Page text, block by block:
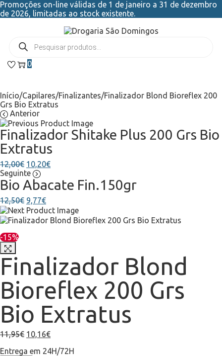
Promoções on-line válidas de 1 de janeiro a 31 de dezembro
de 2026, limitadas ao stock existente.
0
Início/Capilares/Finalizantes/Finalizador Blond Bioreflex 200
Grs Bio Extratus
Anterior
Finalizador Shitake Plus 200 Grs Bio
Extratus
12,00€ 10,20€
Seguinte
Bio Abacate Fin.150gr
12,50€ 9,77€
-15%
Finalizador Blond
Bioreflex 200 Grs
Bio Extratus
11,95€ 10,16€
Entrega em 24H/72H